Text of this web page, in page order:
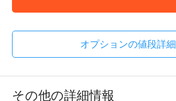
オプションの値段詳細
その他の詳細情報